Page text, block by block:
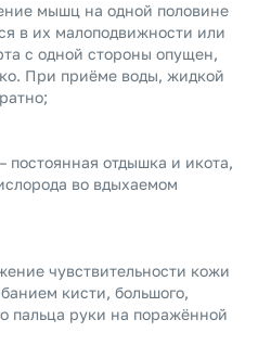
мышц на одной половине
в их малоподвижности или
с одной стороны опущен,
При приёме воды, жидкой
постоянная отдышка и икота,
во вдыхаемом
чувствительности кожи
кисти, большого,
пальца руки на поражённой